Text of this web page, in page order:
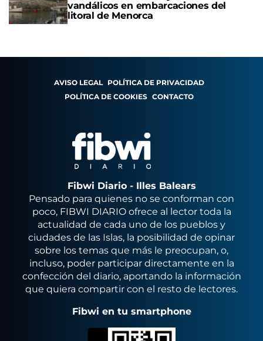
vandálicos en embarcaciones del
litoral de Menorca
AVISO LEGAL POLÍTICA DE PRIVACIDAD
POLÍTICA DE COOKIES CONTACTO
Fibwi Diario - Illes Balears
Pensado para quienes no se conforman con
poco, FIBWI DIARIO ofrece al lector toda la
actualidad de cada uno de los pueblos y
ciudades de las Islas, la posibilidad de opinar
sobre los temas que más le preocupan, o,
incluso, poder participar directamente en la
confección del diario, aportando la información
que quiera compartir con el resto de lectores.
Fibwi en tu smartphone